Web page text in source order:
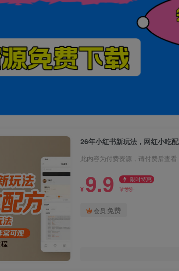
此内容为付费资源，请付费后查看
¥ 9.9 限时特惠
¥99
会员 免费